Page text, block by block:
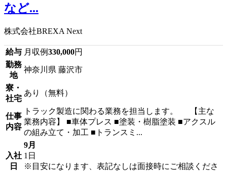
など...
株式会社BREXA Next
給与 月収例330,000円
勤務
地
神奈川県 藤沢市
寮・
社宅
あり（無料）
仕事
内容
トラック製造に関わる業務を担当します。 【主な
業務内容】 ■車体プレス ■塗装・樹脂塗装 ■アクスル
の組み立て・加工 ■トランスミ...
入社
日
9月
1日
※目安になります、表記なしは面接時にご相談くださ